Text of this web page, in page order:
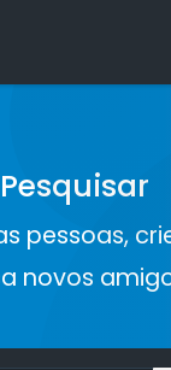
Pesquisar
pessoas,
novos